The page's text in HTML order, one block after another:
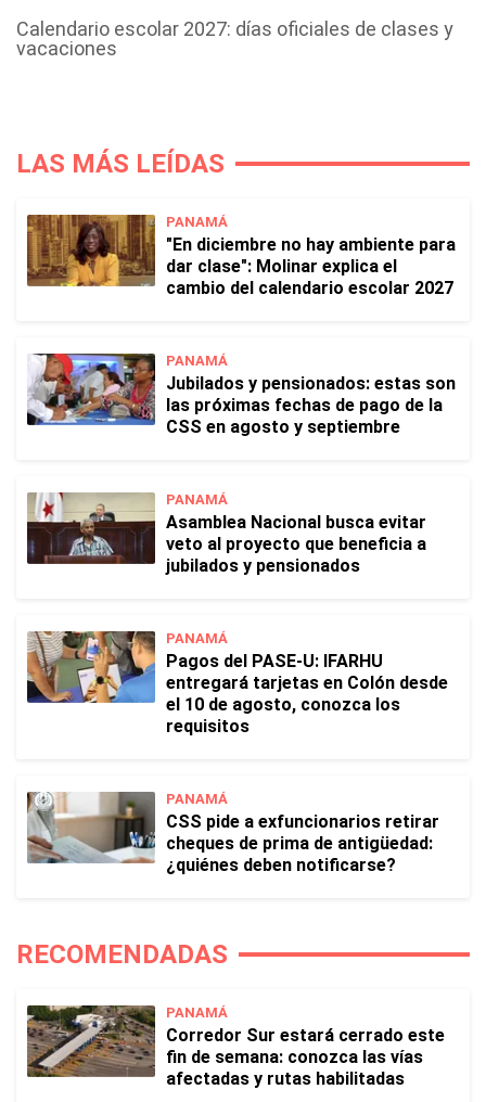
Calendario escolar 2027: días oficiales de clases y
vacaciones
LAS MÁS LEÍDAS
PANAMÁ
"En diciembre no hay ambiente para
dar clase": Molinar explica el
cambio del calendario escolar 2027
PANAMÁ
Jubilados y pensionados: estas son
las próximas fechas de pago de la
CSS en agosto y septiembre
PANAMÁ
Asamblea Nacional busca evitar
veto al proyecto que beneficia a
jubilados y pensionados
PANAMÁ
Pagos del PASE-U: IFARHU
entregará tarjetas en Colón desde
el 10 de agosto, conozca los
requisitos
PANAMÁ
CSS pide a exfuncionarios retirar
cheques de prima de antigüedad:
¿quiénes deben notificarse?
RECOMENDADAS
PANAMÁ
Corredor Sur estará cerrado este
fin de semana: conozca las vías
afectadas y rutas habilitadas